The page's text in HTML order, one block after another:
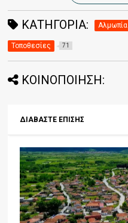
ΚΑΤΗΓΟΡΊΑ: Αλμωπία
Τοποθεσίες 71
ΚΟΙΝΟΠΟΙΗΣΗ:
ΔΙΑΒΑΣΤΕ ΕΠΙΣΗΣ